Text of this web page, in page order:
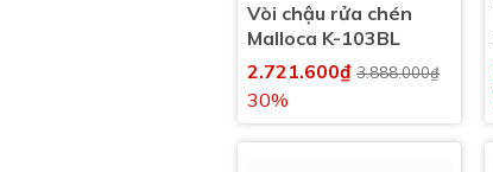
Vòi chậu rửa chén
Malloca K-103BL
2.721.600₫ 3.888.000₫
30%